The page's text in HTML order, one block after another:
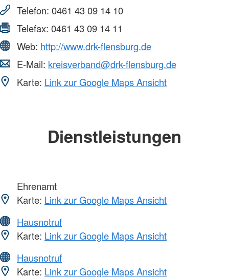
Telefon: 0461 43 09 14 10
Telefax: 0461 43 09 14 11
Web: http://www.drk-flensburg.de
E-Mail: kreisverband@drk-flensburg.de
Karte: Link zur Google Maps Ansicht
Dienstleistungen
Ehrenamt
Karte: Link zur Google Maps Ansicht
Hausnotruf
Karte: Link zur Google Maps Ansicht
Hausnotruf
Karte: Link zur Google Maps Ansicht